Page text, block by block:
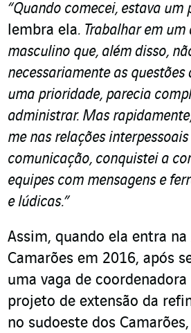
“Quando comecei, estava um
lembra ela. Trabalhar em
masculino que, além disso,
necessariamente as questões
uma prioridade, parecia
administrar. Mas
me nas relações
comunicação, conquistei a
equipes com mensagens e
e lúdicas.”
Assim, quando ela entra
Camarões em 2016, após
uma vaga de coordenadora
projeto de extensão da
no sudoeste dos